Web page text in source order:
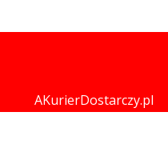
AKurierDostarczy.pl